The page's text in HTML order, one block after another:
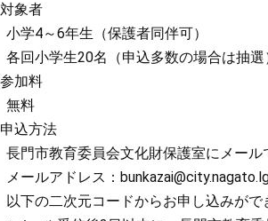
象者
4～6年生（保護者同伴可）
小学生20名（申込多数の場合は抽選
加料
料
込方法
市教育委員会文化財保護室にメール
ルアドレス：
の二次元コードからお申し込みがで